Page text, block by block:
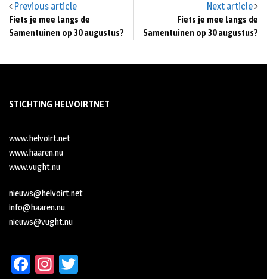
Previous article
Fiets je mee langs de
Samentuinen op 30 augustus?
Next article
Fiets je mee langs de
Samentuinen op 30 augustus?
STICHTING HELVOIRTNET
www.helvoirt.net
www.haaren.nu
www.vught.nu
nieuws@helvoirt.net
info@haaren.nu
nieuws@vught.nu
Fa In